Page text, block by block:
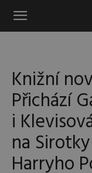
Instinkt
Knižní
Přichází
i
na
Harryho